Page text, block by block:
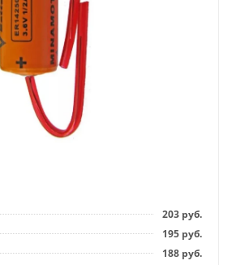
203 руб.
195 руб.
188 руб.